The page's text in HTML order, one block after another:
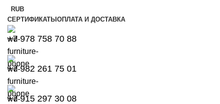
RUB
СЕРТИФИКАТЫОПЛАТА И ДОСТАВКА
+7 978 758 70 88
+7 982 261 75 01
+7 915 297 30 08